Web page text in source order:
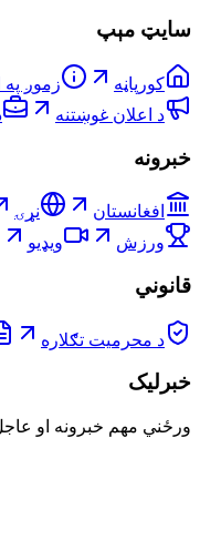
سایټ مېپ
کورپاڼه زموږ په
د اعلان غوښتنه
خبرونه
افغانستان نړۍ
ورزش
ویډیو
قانوني
د محرمیت تګلاره
خبرلیک
ورځني مهم خبرونه او